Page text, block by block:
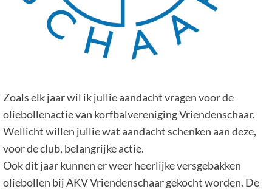
Zoals elk jaar wil ik jullie aandacht vragen voor de
oliebollenactie van korfbalvereniging Vriendenschaar.
Wellicht willen jullie wat aandacht schenken aan deze,
voor de club, belangrijke actie.
Ook dit jaar kunnen er weer heerlijke versgebakken
oliebollen bij AKV Vriendenschaar gekocht worden. De